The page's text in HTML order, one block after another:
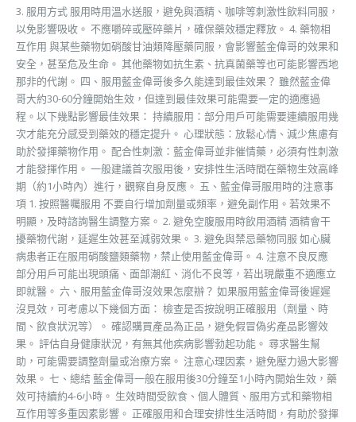
3. 服用方式 服用時用溫水送服，避免與酒精、咖啡等刺激性飲料同服，
以免影響吸收。 不應嚼碎或壓碎藥片，確保藥效穩定釋放。 4. 藥物相
互作用 與某些藥物如硝酸甘油類降壓藥同服，會影響藍金偉哥的效果和
安全，甚至危及生命。 其他藥物如抗生素、抗真菌藥等也可能影響西地
那非的代謝。 四、服用藍金偉哥後多久能達到最佳效果？ 雖然藍金偉
哥大約30-60分鐘開始生效，但達到最佳效果可能需要一定的適應過
程。以下幾點影響最佳效果： 持續服用：部分用戶可能需要連續服用幾
次才能充分感受到藥效的穩定提升。 心理狀態：放鬆心情、減少焦慮有
助於發揮藥物作用。 配合性刺激：藍金偉哥並非催情藥，必須有性刺激
才能發揮作用。 一般建議首次服用後，安排性生活時間在藥物生效高峰
期（約1小時內）進行，觀察自身反應。 五、藍金偉哥服用時的注意事
項 1. 按照醫囑服用 不要自行增加劑量或頻率，避免副作用。若效果不
明顯，及時諮詢醫生調整方案。 2. 避免空腹服用時飲用酒精 酒精會干
擾藥物代謝，延遲生效甚至減弱效果。 3. 避免與禁忌藥物同服 如心臟
病患者正在服用硝酸鹽類藥物，禁止使用藍金偉哥。 4. 注意不良反應
部分用戶可能出現頭痛、面部潮紅、消化不良等，若出現嚴重不適應立
即就醫。 六、服用藍金偉哥沒效果怎麼辦？ 如果服用藍金偉哥後遲遲
沒見效，可考慮以下幾個方面： 檢查是否按說明正確服用（劑量、時
間、飲食狀況等）。 確認購買產品為正品，避免假冒偽劣產品影響效
果。 評估自身健康狀況，有無其他疾病影響勃起功能。 尋求醫生幫
助，可能需要調整劑量或治療方案。 注意心理因素，避免壓力過大影響
效果。 七、總結 藍金偉哥一般在服用後30分鐘至1小時內開始生效，藥
效可持續約4-6小時。 生效時間受飲食、個人體質、服用方式和藥物相
互作用等多重因素影響。 正確服用和合理安排性生活時間，有助於發揮